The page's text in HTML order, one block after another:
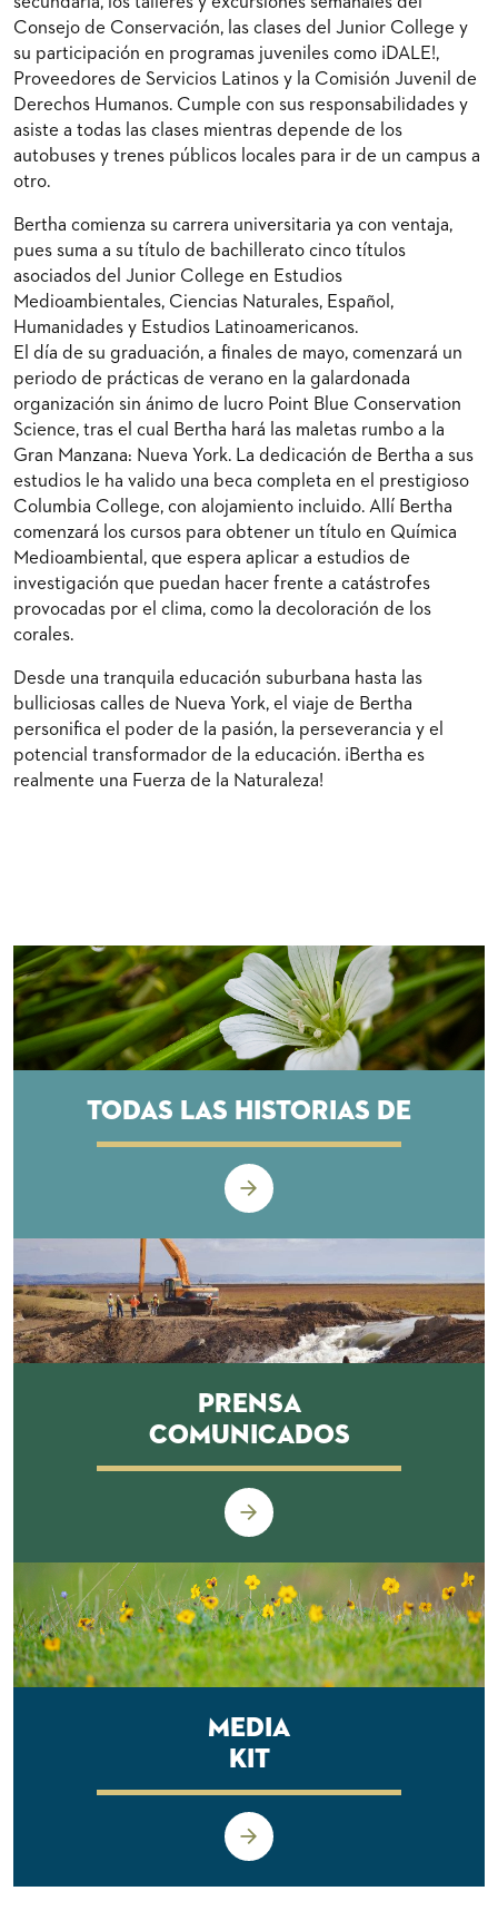
Consejo de Conservación, las clases del Junior College y
su participación en programas juveniles como ¡DALE!,
Proveedores de Servicios Latinos y la Comisión Juvenil de
Derechos Humanos. Cumple con sus responsabilidades y
asiste a todas las clases mientras depende de los
autobuses y trenes públicos locales para ir de un campus a
otro.
Bertha comienza su carrera universitaria ya con ventaja,
pues suma a su título de bachillerato cinco títulos
asociados del Junior College en Estudios
Medioambientales, Ciencias Naturales, Español,
Humanidades y Estudios Latinoamericanos.
El día de su graduación, a finales de mayo, comenzará un
periodo de prácticas de verano en la galardonada
organización sin ánimo de lucro Point Blue Conservation
Science, tras el cual Bertha hará las maletas rumbo a la
Gran Manzana: Nueva York. La dedicación de Bertha a sus
estudios le ha valido una beca completa en el prestigioso
Columbia College, con alojamiento incluido. Allí Bertha
comenzará los cursos para obtener un título en Química
Medioambiental, que espera aplicar a estudios de
investigación que puedan hacer frente a catástrofes
provocadas por el clima, como la decoloración de los
corales.
Desde una tranquila educación suburbana hasta las
bulliciosas calles de Nueva York, el viaje de Bertha
personifica el poder de la pasión, la perseverancia y el
potencial transformador de la educación. ¡Bertha es
realmente una Fuerza de la Naturaleza!
Todas las historias de
Prensa
Comunicados
Media
Kit